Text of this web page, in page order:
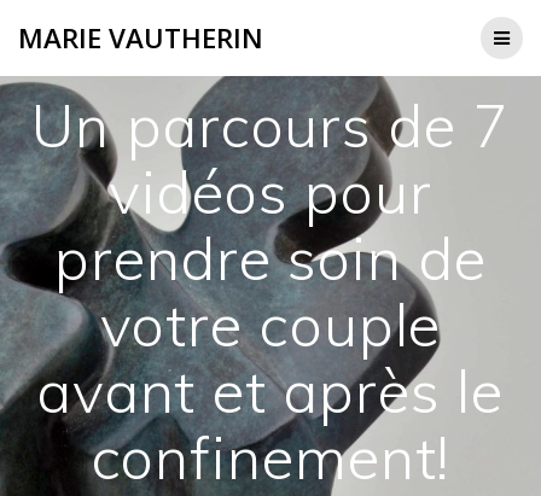
MARIE VAUTHERIN
Un parcours de 7
vidéos pour
prendre soin de
votre couple
avant et après le
confinement!